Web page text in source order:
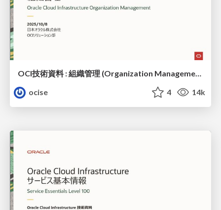
OCI技術資料 : 組織管理 (Organization Management)
ocise
4 14k